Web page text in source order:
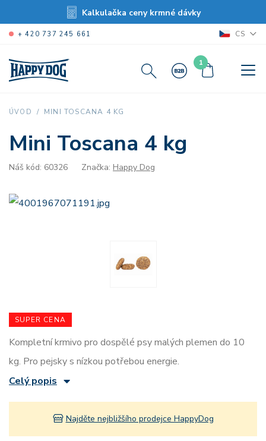
Kalkulačka ceny krmné dávky
+ 420 737 245 661 CS
1
ÚVOD MINI TOSCANA 4 KG
Mini Toscana 4 kg
Náš kód: 60326 Značka: Happy Dog
SUPER CENA
Kompletní krmivo pro dospělé psy malých plemen do 10
kg. Pro pejsky s nízkou potřebou energie.
Celý popis
Najděte nejbližšího prodejce HappyDog